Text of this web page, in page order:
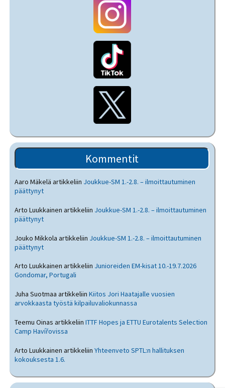
Kommentit
Aaro Mäkelä artikkeliin Joukkue-SM 1.-2.8. – ilmoittautuminen
päättynyt
Arto Luukkainen artikkeliin Joukkue-SM 1.-2.8. – ilmoittautuminen
päättynyt
Jouko Mikkola artikkeliin Joukkue-SM 1.-2.8. – ilmoittautuminen
päättynyt
Arto Luukkainen artikkeliin Junioreiden EM-kisat 10.-19.7.2026
Gondomar, Portugali
Juha Suotmaa artikkeliinKiitos Jori Haatajalle vuosien
arvokkaasta työstä kilpailuvaliokunnassa
Teemu Oinas artikkeliinITTF Hopes ja ETTU Eurotalents Selection
Camp Havířovissa
Arto Luukkainen artikkeliinYhteenveto SPTL:n hallituksen
kokouksesta 1.6.